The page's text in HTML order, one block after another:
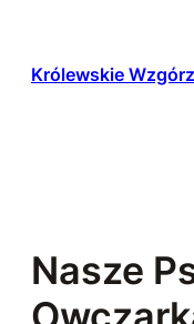
treści
Królewskie
Nasze